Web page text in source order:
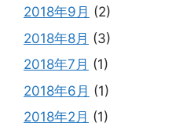
2018年9月 (2)
2018年8月 (3)
2018年7月 (1)
2018年6月 (1)
2018年2月 (1)